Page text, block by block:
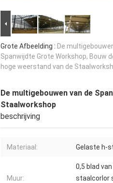
Grote Afbeelding : De
Spanwijdte Grote Workshop, Bouw
hoge weerstand van de
De multigebouwen van de
Staalworkshop
beschrijving
Materiaal: Gelaste h-
Muur:
0,5 blad
staalcorlor